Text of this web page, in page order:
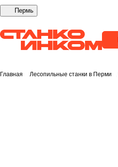
Пермь
Главная Лесопильные станки в Перми